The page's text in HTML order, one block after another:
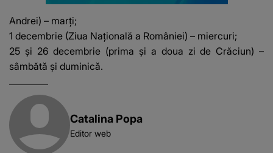
Andrei) – marţi;
1 decembrie (Ziua Naţională a României) – miercuri;
25 şi 26 decembrie (prima şi a doua zi de Crăciun) –
sâmbătă şi duminică.
Catalina Popa
Editor web